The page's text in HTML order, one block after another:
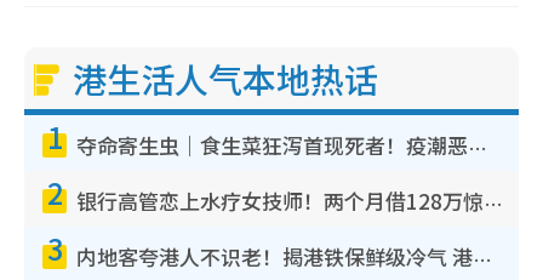
港生活人气本地热话
1 夺命寄生虫｜食生菜狂泻首现死者！疫潮恶化录1.8万宗病例 揭洗菜3大谬误
2 银行高管恋上水疗女技师！两个月借128万惊觉“沉船”沉落火海 揭背后疑似邪教操控卖淫
3 内地客夸港人不识老！揭港铁保鲜级冷气 港人求放过：别投诉